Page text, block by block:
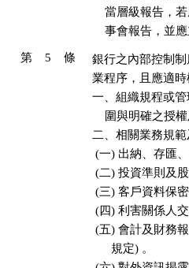
當層級報告，
事會報告，並
第 5 條
銀行之內部控制
業程序，且應適時
一、組織規程或
圍與明確之授
二、相關業務規
(一) 出納、存匯
(二) 投資準則及股
(三) 客戶資料保密
(四) 利害關係人交
(五) 會計及財務
      規定) 。